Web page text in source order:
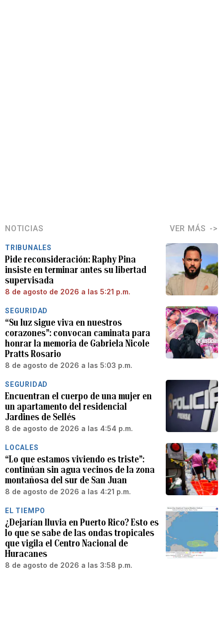
NOTICIAS VER MÁS
TRIBUNALES
Pide reconsideración: Raphy Pina
insiste en terminar antes su libertad
supervisada
8 de agosto de 2026 a las 5:21 p.m.
SEGURIDAD
“Su luz sigue viva en nuestros
corazones”: convocan caminata para
honrar la memoria de Gabriela Nicole
Pratts Rosario
8 de agosto de 2026 a las 5:03 p.m.
SEGURIDAD
Encuentran el cuerpo de una mujer en
un apartamento del residencial
Jardines de Sellés
8 de agosto de 2026 a las 4:54 p.m.
LOCALES
“Lo que estamos viviendo es triste”:
continúan sin agua vecinos de la zona
montañosa del sur de San Juan
8 de agosto de 2026 a las 4:21 p.m.
EL TIEMPO
¿Dejarían lluvia en Puerto Rico? Esto es
lo que se sabe de las ondas tropicales
que vigila el Centro Nacional de
Huracanes
8 de agosto de 2026 a las 3:58 p.m.